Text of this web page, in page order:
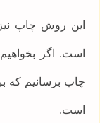
این روش چاپ
است. اگر
چاپ برسانیم که
است.